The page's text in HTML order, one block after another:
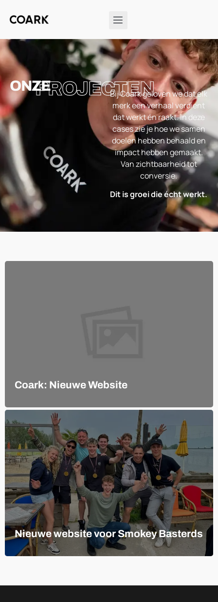
ONZEPROJECTENBij Coark geloven we dat elk
merk een verhaal verdient
dat werkt én raakt. In deze
cases zie je hoe we samen
doelen hebben behaald en
impact hebben gemaakt.
Van zichtbaarheid tot
conversie.
Dit is groei die écht werkt.
Coark: Nieuwe Website
Nieuwe website voor Smokey Basterds